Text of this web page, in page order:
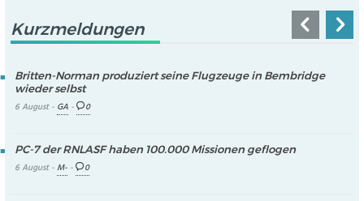
Kurzmeldungen
Britten-Norman produziert seine Flugzeuge in Bembridge
wieder selbst
6 August - GA- 0
PC-7 der RNLASF haben 100.000 Missionen geflogen
6 August -M-- 0